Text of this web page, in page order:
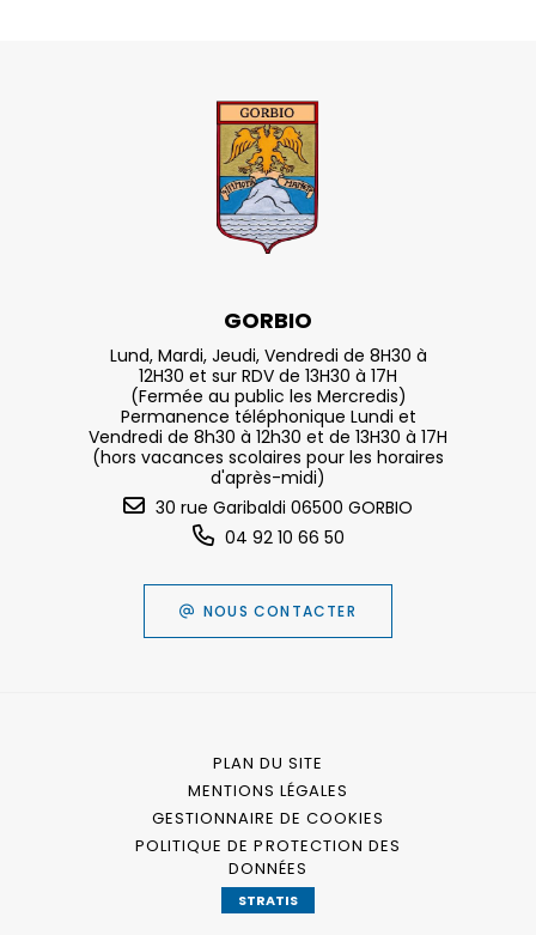
GORBIO
Lund, Mardi, Jeudi, Vendredi de 8H30 à
12H30 et sur RDV de 13H30 à 17H
(Fermée au public les Mercredis)
Permanence téléphonique Lundi et
Vendredi de 8h30 à 12h30 et de 13H30 à 17H
(hors vacances scolaires pour les horaires
d'après-midi)
30 rue Garibaldi 06500 GORBIO
04 92 10 66 50
NOUS CONTACTER
PLAN DU SITE
MENTIONS LÉGALES
GESTIONNAIRE DE COOKIES
POLITIQUE DE PROTECTION DES
DONNÉES
STRATIS